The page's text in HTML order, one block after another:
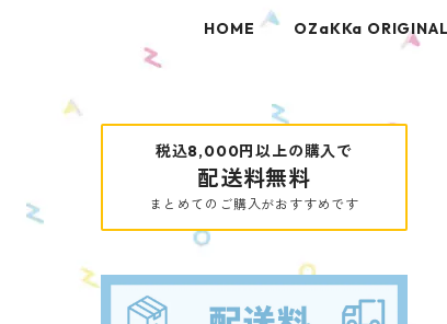
HOME OZaKKa ORIGINAL
税込8,000円以上の購入で
配送料無料
まとめてのご購入がおすすめです